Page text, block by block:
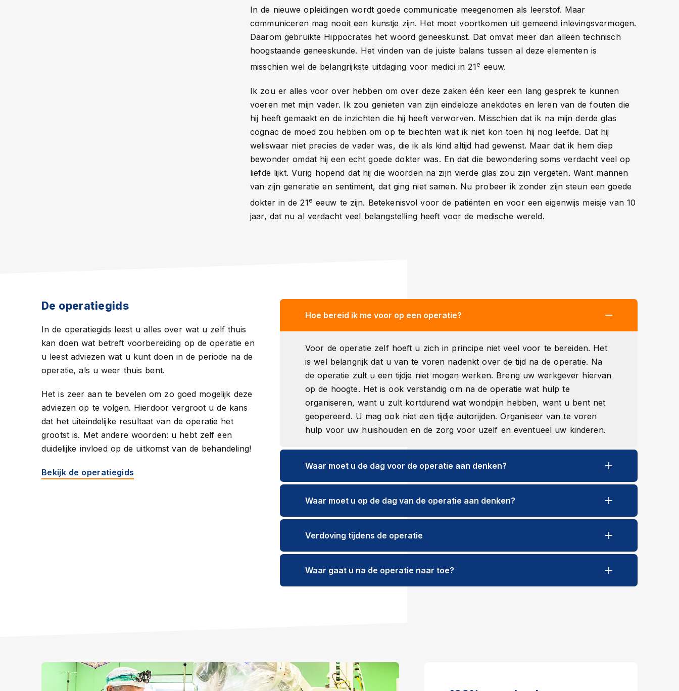
In de nieuwe opleidingen wordt goede communicatie meegenomen als leerstof. Maar
communiceren mag nooit een kunstje zijn. Het moet voortkomen uit gemeend inlevingsvermogen.
Daarom gebruikte Hippocrates het woord geneeskunst. Dat omvat meer dan alleen technisch
hoogstaande geneeskunde. Het vinden van de juiste balans tussen al deze elementen is
misschien wel de belangrijkste uitdaging voor medici in 21e eeuw.
Ik zou er alles voor over hebben om over deze zaken één keer een lang gesprek te kunnen
voeren met mijn vader. Ik zou genieten van zijn eindeloze anekdotes en leren van de fouten die
hij heeft gemaakt en de inzichten die hij heeft verworven. Misschien dat ik na mijn derde glas
cognac de moed zou hebben om op te biechten wat ik niet kon toen hij nog leefde. Dat hij
weliswaar niet precies de vader was, die ik als kind altijd had gewenst. Maar dat ik hem diep
bewonder omdat hij een echt goede dokter was. En dat die bewondering soms verdacht veel op
liefde lijkt. Vurig hopend dat hij die woorden na zijn vierde glas zou zijn vergeten. Want mannen
van zijn generatie en sentiment, dat ging niet samen. Nu probeer ik zonder zijn steun een goede
dokter in de 21e eeuw te zijn. Betekenisvol voor de patiënten en voor een eigenwijs meisje van 10
jaar, dat nu al verdacht veel belangstelling heeft voor de medische wereld.
De operatiegids
In de operatiegids leest u alles over wat u zelf thuis
kan doen wat betreft voorbereiding op de operatie en
u leest adviezen wat u kunt doen in de periode na de
operatie, als u weer thuis bent.
Het is zeer aan te bevelen om zo goed mogelijk deze
adviezen op te volgen. Hierdoor vergroot u de kans
dat het uiteindelijke resultaat van de operatie het
grootst is. Met andere woorden: u hebt zelf een
duidelijke invloed op de uitkomst van de behandeling!
Bekijk de operatiegids
Hoe bereid ik me voor op een operatie?
Voor de operatie zelf hoeft u zich in principe niet veel voor te bereiden. Het
is wel belangrijk dat u van te voren nadenkt over de tijd na de operatie. Na
de operatie zult u een tijdje niet mogen werken. Breng uw werkgever hiervan
op de hoogte. Het is ook verstandig om na de operatie wat hulp te
organiseren, want u zult kortdurend wat wondpijn hebben, want u bent net
geopereerd. U mag ook niet een tijdje autorijden. Organiseer van te voren
hulp voor uw huishouden en de zorg voor uzelf en eventueel uw kinderen.
Waar moet u de dag voor de operatie aan denken?
Waar moet u op de dag van de operatie aan denken?
Verdoving tijdens de operatie
Waar gaat u na de operatie naar toe?